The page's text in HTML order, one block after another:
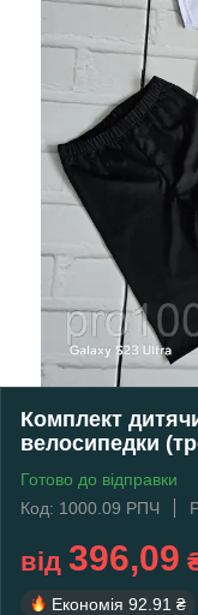
Комплект
велосипедки
Готово до відправки
Код: 1000.09 РПЧ
від 396,09
Економія 92.91 ₴